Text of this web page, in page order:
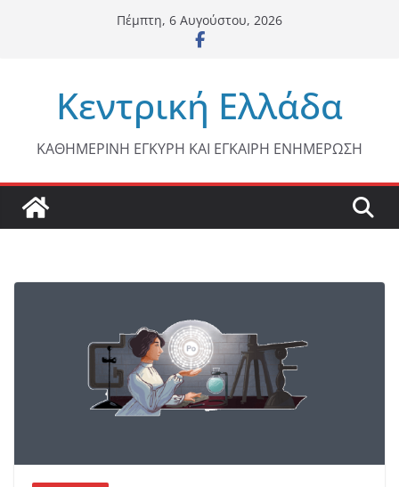
Πέμπτη, 6 Αυγούστου, 2026
Κεντρική Ελλάδα
ΚΑΘΗΜΕΡΙΝΗ ΕΓΚΥΡΗ ΚΑΙ ΕΓΚΑΙΡΗ ΕΝΗΜΕΡΩΣΗ